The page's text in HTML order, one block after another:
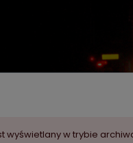
wyświetlany w trybie